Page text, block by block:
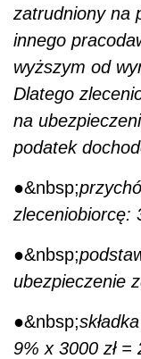
●&nbsp;
ubezpieczenie
●&nbsp;
9% x 3000 zł =
232,50 zł,
20% = 600 zł,
podatek
●&nbsp;